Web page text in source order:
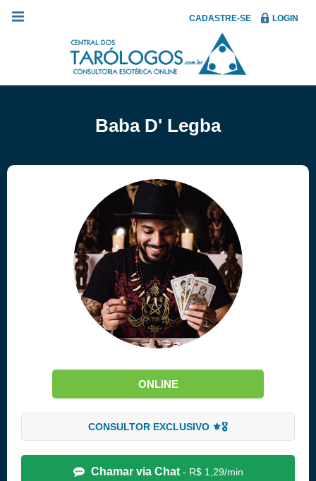
CADASTRE-SE LOGIN
Baba D' Legba
ONLINE
CONSULTOR EXCLUSIVO ⚜️🎖️
Chamar via Chat - R$ 1,29/min